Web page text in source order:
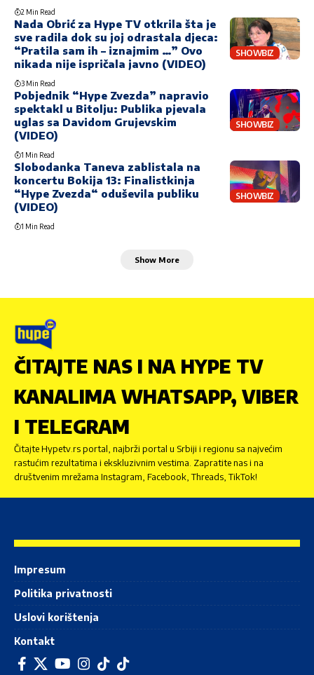
2 Min Read
SHOWBIZ
Nada Obrić za Hype TV otkrila šta je
sve radila dok su joj odrastala djeca:
“Pratila sam ih – iznajmim …” Ovo
nikada nije ispričala javno (VIDEO)
3 Min Read
SHOWBIZ
Pobjednik “Hype Zvezda” napravio
spektakl u Bitolju: Publika pjevala
uglas sa Davidom Grujevskim
(VIDEO)
1 Min Read
SHOWBIZ
Slobodanka Taneva zablistala na
koncertu Bokija 13: Finalistkinja
“Hype Zvezda“ oduševila publiku
(VIDEO)
1 Min Read
Show More
ČITAJTE NAS I NA HYPE TV
KANALIMA WHATSAPP, VIBER
I TELEGRAM
Čitajte Hypetv.rs portal, najbrži portal u Srbiji i regionu sa najvećim
rastućim rezultatima i ekskluzivnim vestima. Zapratite nas i na
društvenim mrežama Instagram, Facebook, Threads, TikTok!
Impresum
Politika privatnosti
Uslovi korištenja
Kontakt